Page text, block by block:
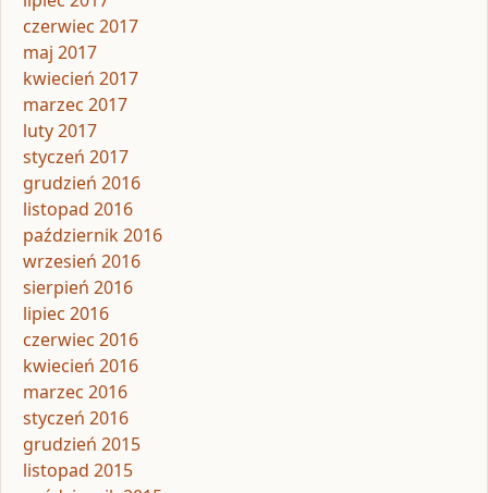
czerwiec 2017
maj 2017
kwiecień 2017
marzec 2017
luty 2017
styczeń 2017
grudzień 2016
listopad 2016
październik 2016
wrzesień 2016
sierpień 2016
lipiec 2016
czerwiec 2016
kwiecień 2016
marzec 2016
styczeń 2016
grudzień 2015
listopad 2015